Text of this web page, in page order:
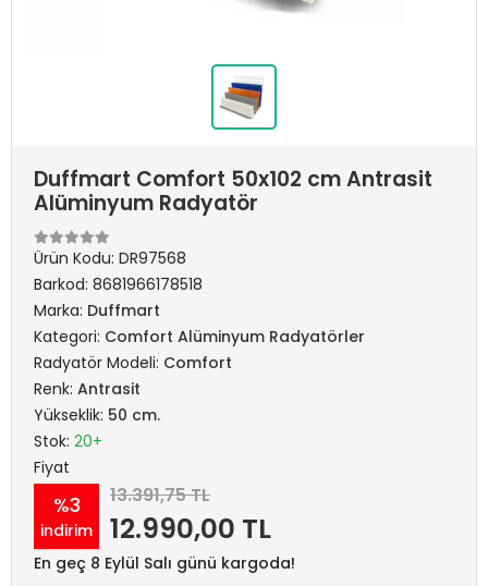
Duffmart Comfort 50x102 cm Antrasit
Alüminyum Radyatör
Ürün Kodu: DR97568
Barkod: 8681966178518
Marka: Duffmart
Kategori: Comfort Alüminyum Radyatörler
Radyatör Modeli: Comfort
Renk: Antrasit
Yükseklik: 50 cm.
Stok: 20+
Fiyat
%3
indirim
13.391,75 TL
12.990,00 TL
En geç 8 Eylül Salı günü kargoda!